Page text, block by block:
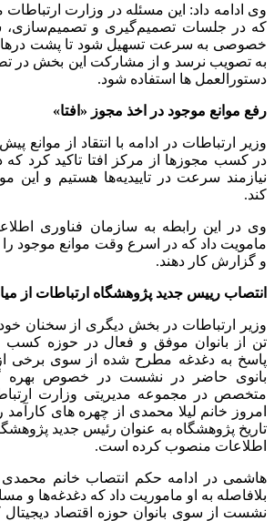
وی ادامه داد: این مسئله در وزارت ارتباطات
که در جلسات تصمیم‌گیری و تصمیم‌سازی،
خصوصی به سرعت تسهیل شود تا پشت
به تصویب نرسد و از مشارکت این بخش در
دستورالعمل ها استفاده شود.
رفع موانع موجود در اخذ مجوز «افتا»
وزیر ارتباطات در ادامه با انتقاد از
در کسب مجوزها از مرکز افتا تاکید کرد که
نیازمند سرعت در تاییدیه‌ها هستیم و این
کند.
وی در این رابطه به سازمان فناوری
مامویت داد که در اسرع وقت موانع موجود را
و گزارش کار دهند.
انتصاب رییس جدید پژوهشگاه ارتباطات از
تن از بانوان موفق و فعال در حوزه کسب و
پاسخ به دغدغه مطرح شده از سوی برخی از
بانوی حاضر در نشست در خصوص بهره
متخصص در مجموعه مدیریتی وزارت
امروز خانم لیلا محمدی از چهره های کارآمد
تاریخ پژوهشگاه به عنوان رئیس جدید
اطلاعات منصوب کرده است.
هاشمی در ادامه حکم انتصاب خانم محمدی
بلافاصله به او ماموریت داد که دغدغه‌ها و
نشست از سوی بانوان حوزه اقتصاد